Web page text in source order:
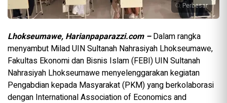
Perbesar
Lhokseumawe, Harianpaparazzi.com –Dalam rangka
menyambut Milad UIN Sultanah Nahrasiyah Lhokseumawe,
Fakultas Ekonomi dan Bisnis Islam (FEBI) UIN Sultanah
Nahrasiyah Lhokseumawe menyelenggarakan kegiatan
Pengabdian kepada Masyarakat (PKM) yang berkolaborasi
dengan International Association of Economics and